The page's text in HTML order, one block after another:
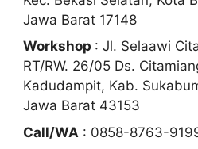
Jawa Barat 17148
Workshop : Jl. Selaawi
RT/RW. 26/05 Ds.
Kadudampit, Kab.
Jawa Barat 43153
Call/WA : 0858-8763-